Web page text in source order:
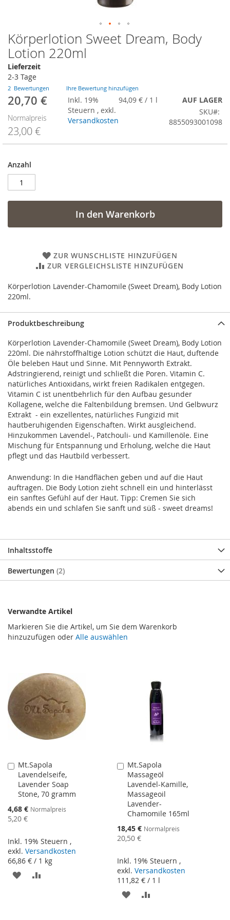
Körperlotion Sweet Dream, Body
Lotion 220ml
Lieferzeit
2-3 Tage
2 Bewertungen Ihre Bewertung hinzufügen
Sonderangebot
20,70 €
Normalpreis
23,00 €
Inkl. 19%
Steuern , exkl.
Versandkosten
94,09 € / 1 l
AUF LAGER
SKU
8855093001098
Anzahl
In den Warenkorb
ZUR WUNSCHLISTE HINZUFÜGEN
ZUR VERGLEICHSLISTE HINZUFÜGEN
Körperlotion Lavender-Chamomile (Sweet Dream), Body Lotion
220ml.
Zum
Anfang
der
Bildergalerie
springen
Produktbeschreibung
Körperlotion Lavender-Chamomile (Sweet Dream), Body Lotion
220ml. Die nährstoffhaltige Lotion schützt die Haut, duftende
Öle beleben Haut und Sinne. Mit Pennyworth Extrakt.
Adstringierend, reinigt und schließt die Poren. Vitamin C.
natürliches Antioxidans, wirkt freien Radikalen entgegen.
Vitamin C ist unentbehrlich für den Aufbau gesunder
Kollagene, welche die Faltenbildung bremsen. Und Gelbwurz
Extrakt - ein exzellentes, natürliches Fungizid mit
hautberuhigenden Eigenschaften. Wirkt ausgleichend.
Hinzukommen Lavendel-, Patchouli- und Kamillenöle. Eine
Mischung für Entspannung und Erholung, welche die Haut
pflegt und das Hautbild verbessert.
Anwendung: In die Handflächen geben und auf die Haut
auftragen. Die Body Lotion zieht schnell ein und hinterlässt
ein sanftes Gefühl auf der Haut. Tipp: Cremen Sie sich
abends ein und schlafen Sie sanft und süß - sweet dreams!
Inhaltsstoffe
Bewertungen 2
Verwandte Artikel
Markieren Sie die Artikel, um Sie dem Warenkorb
hinzuzufügen oder Alle auswählen
Mt.Sapola
Lavendelseife,
Lavender Soap
Stone, 70 gramm
Sonderangebot
4,68 € Normalpreis
5,20 €
Inkl. 19% Steuern ,
exkl. Versandkosten
66,86 € / 1 kg
In
den
Warenkorb
ZUR
Mt.Sapola
Massageöl
Lavendel-Kamille,
Massageoil
Lavender-
Chamomile 165ml
Sonderangebot
18,45 € Normalpreis
20,50 €
Inkl. 19% Steuern ,
exkl.Versandkosten
111,82 € / 1 l
In
den
Warenkorb
ZUR